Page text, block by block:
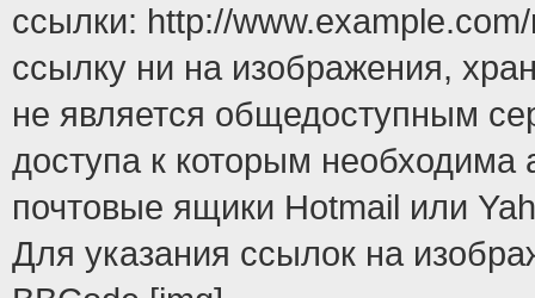
ссылки: http://
ссылку ни на изображения,
не является общедоступным
доступа к которым
почтовые ящики Hotmail или
Для указания ссылок на